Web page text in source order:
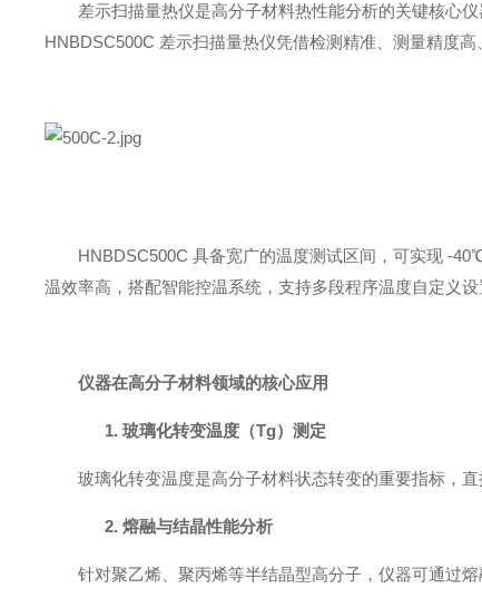
差示扫描量热仪是高分子材料热性能分析的关键核心
HNBDSC500C 差示扫描量热仪凭借检测精准、测量精度
HNBDSC500C 具备宽广的温度测试区间，可实现 -
温效率高，搭配智能控温系统，支持多段程序温度自定义
仪器在高分子材料领域的核心应用
1.玻璃化转变温度（Tg）测定
玻璃化转变温度是高分子材料状态转变的重要指标，
2.熔融与结晶性能分析
针对聚乙烯、聚丙烯等半结晶型高分子，仪器可通过